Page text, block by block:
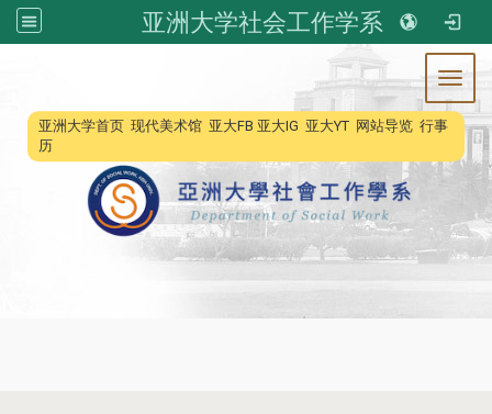
亚洲大学社会工作学系
::: 亚洲大学首页 现代美术馆 亚大FB 亚大IG 亚大YT 网站导览 行事
历